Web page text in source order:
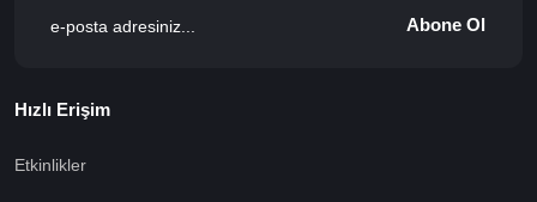
Abone Ol
Hızlı Erişim
Etkinlikler